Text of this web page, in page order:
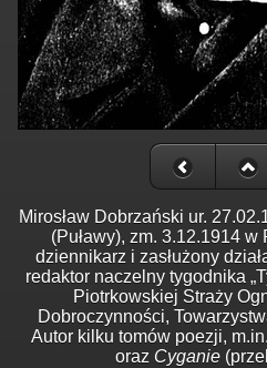
Mirosław Dobrzański ur.
(Puławy), zm. 3.12.1914
dziennikarz i zasłużony
redaktor naczelny tygodnika
Piotrkowskiej Straży
Dobroczynności,
Autor kilku tomów poezji, m.in.
oraz Cyganie